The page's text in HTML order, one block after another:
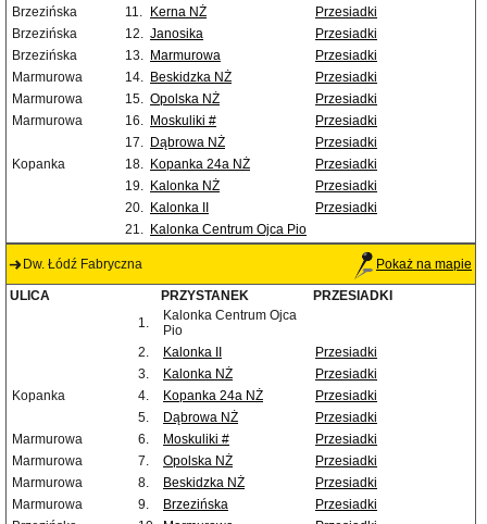
Brzezińska
11. Kerna NŻ
Przesiadki
Brzezińska
12. Janosika
Przesiadki
Brzezińska
13. Marmurowa
Przesiadki
Marmurowa
14. Beskidzka NŻ
Przesiadki
Marmurowa
15. Opolska NŻ
Przesiadki
Marmurowa
16. Moskuliki #
Przesiadki
17. Dąbrowa NŻ
Przesiadki
Kopanka
18. Kopanka 24a NŻ
Przesiadki
19. Kalonka NŻ
Przesiadki
20. Kalonka II
Przesiadki
21. Kalonka Centrum Ojca Pio
Dw. Łódź Fabryczna Pokaż na mapie
ULICA PRZYSTANEK
PRZESIADKI
1.
Kalonka Centrum Ojca
Pio
2.
Kalonka II
Przesiadki
3.
Kalonka NŻ
Przesiadki
Kopanka
4. Kopanka 24a NŻ
Przesiadki
5.
Dąbrowa NŻ
Przesiadki
Marmurowa
6. Moskuliki #
Przesiadki
Marmurowa
7. Opolska NŻ
Przesiadki
Marmurowa
8. Beskidzka NŻ
Przesiadki
Marmurowa
9. Brzezińska
Przesiadki